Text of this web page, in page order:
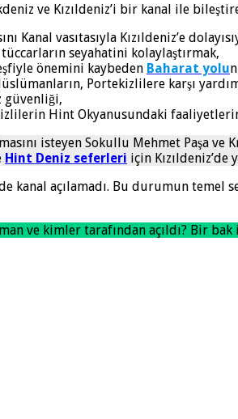
ve Kızıldeniz’i bir kanal ile
Kanal vasıtasıyla Kızıldeniz’e
seyahatini kolaylaştırmak,
önemini kaybeden Baharat yolu
Portekizlilere karşı
güvenliği,
Hint Okyanusundaki
isteyen Sokullu Mehmet Paşa ve
Hint Deniz seferleri için
kanal açılamadı. Bu durumun temel
ve kimler tarafından açıldı? Bir bak